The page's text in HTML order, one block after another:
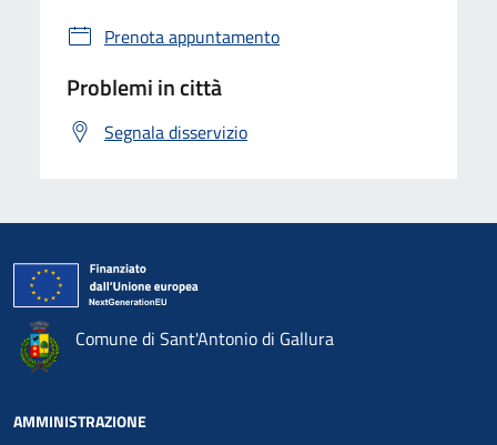
Prenota appuntamento
Problemi in città
Segnala disservizio
Comune di Sant'Antonio di Gallura
AMMINISTRAZIONE